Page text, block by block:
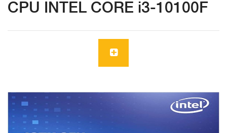
CPU INTEL CORE i3-10100F